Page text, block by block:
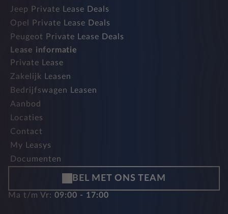
Jeep Private Lease Deals
Opel Private Lease Deals
Peugeot Private Lease Deals
Lease informatie
Private Lease
Zakelijk Leasen
Bedrijfswagen Leasen
Aanbod
Locaties
Contact
My Leasys
Documenten
BEL MET ONS TEAM
Ma t/m Vr: 09:00 - 17:00